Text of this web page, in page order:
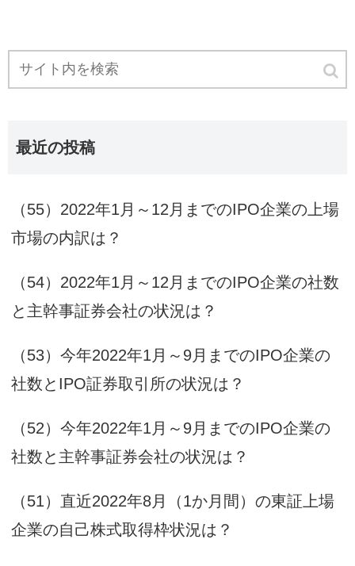
最近の投稿
（55）2022年1月～12月までのIPO企業の上場
市場の内訳は？
（54）2022年1月～12月までのIPO企業の社数
と主幹事証券会社の状況は？
（53）今年2022年1月～9月までのIPO企業の
社数とIPO証券取引所の状況は？
（52）今年2022年1月～9月までのIPO企業の
社数と主幹事証券会社の状況は？
（51）直近2022年8月（1か月間）の東証上場
企業の自己株式取得枠状況は？